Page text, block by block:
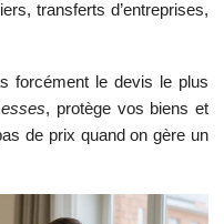
transferts d’entreprises,
forcément le devis le plus
, protège vos biens et
de prix quand on gère un